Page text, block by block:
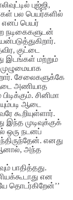
புஜ்ஜி,
பல பெயர்களில்
எனப் பெயர்
நடிகைகளுடன்
குட்டை
இடங்கள் மற்றும்
சேலைகளுக்கே
அணியாத
சினிமா
ஆடை
கூறியுள்ளார்.
முடிவுக்குக்
ஒரு நடனப்
எனது
அந்த
பாதித்தது.
என
தொடர்கிறேன்’’